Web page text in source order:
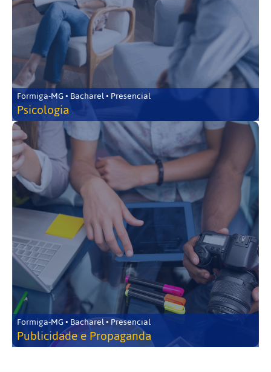
Formiga-MG • Bacharel • Presencial
Psicologia
Formiga-MG • Bacharel • Presencial
Publicidade e Propaganda